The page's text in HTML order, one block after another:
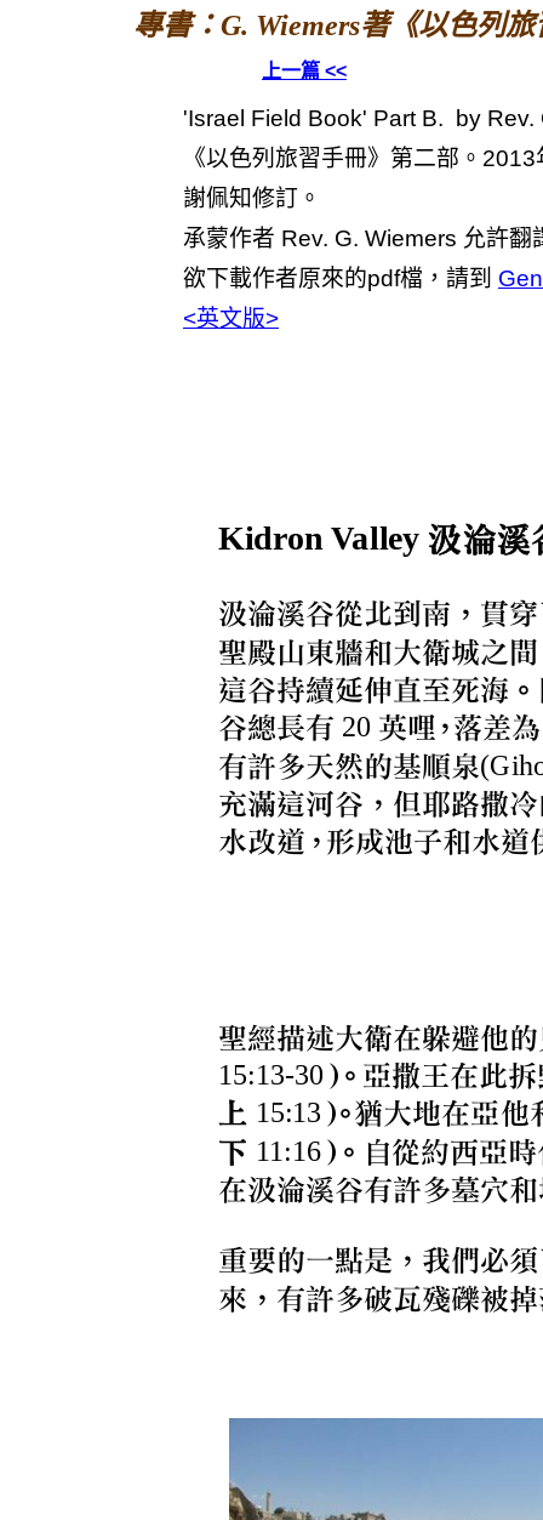
專書：G. Wiemers著《以色列
上一篇 <<
'Israel Field Book' Part B. by Rev.
《以色列旅習手冊》第二部。
謝佩知修訂。
承蒙作者 Rev. G. Wiemers 允許翻
欲下載作者原來的pdf檔，請到
<英文版>